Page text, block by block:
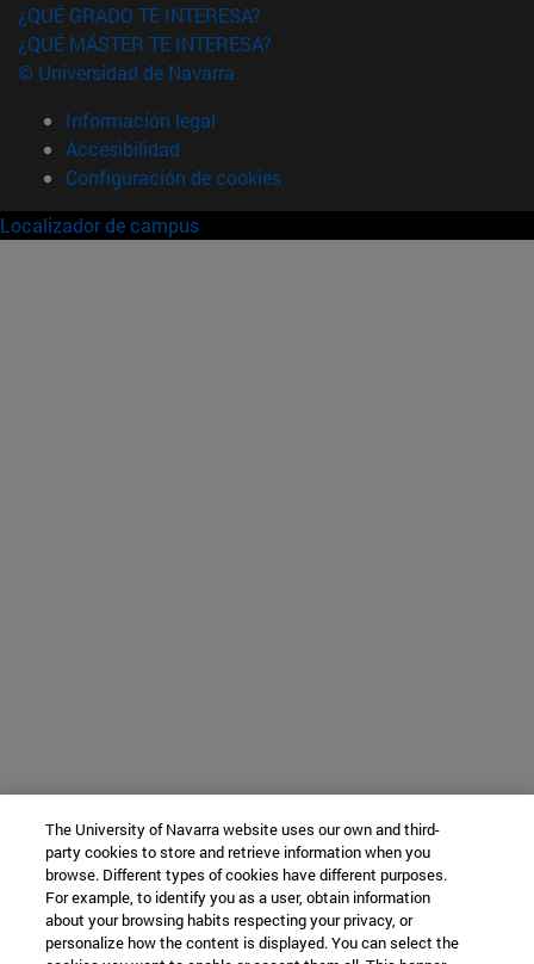
¿QUÉ GRADO TE INTERESA?
¿QUÉ MÁSTER TE INTERESA?
© Universidad de Navarra
Información legal
Accesibilidad
Configuración de cookies
Localizador de campus
The University of Navarra website uses our own and third-
party cookies to store and retrieve information when you
browse. Different types of cookies have different purposes.
For example, to identify you as a user, obtain information
about your browsing habits respecting your privacy, or
personalize how the content is displayed. You can select the